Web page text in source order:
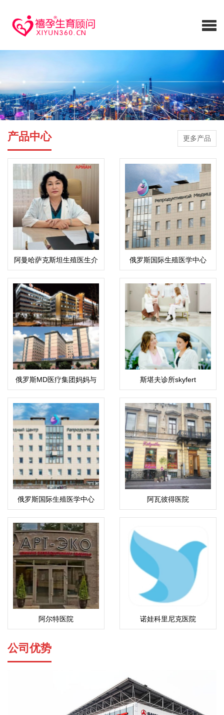
产品中心 更多产品
阿曼哈萨克斯坦生殖医生介
绍：科潘巴斯科娃·拉伊哈
恩·乌斯塔巴耶夫娜
俄罗斯国际生殖医学中心
(ICRM)
俄罗斯MD医疗集团妈妈与
孩子
斯堪夫诊所skyfert
俄罗斯国际生殖医学中心
(ICRM)
阿瓦彼得医院
阿尔特医院 诺娃科里尼克医院
公司优势